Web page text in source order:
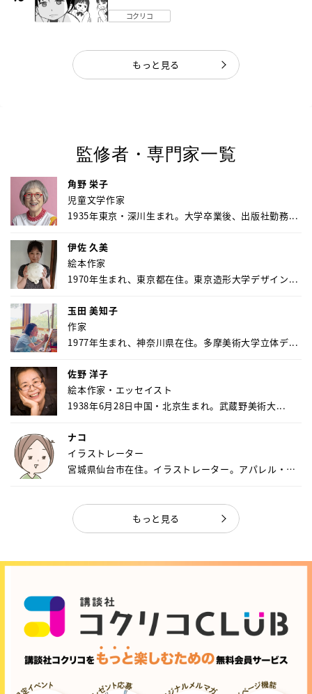
コクリコ
もっと見る
監修者・専門家一覧
角野 栄子
児童文学作家
1935年東京・深川生まれ。大学卒業後、出版社勤務...
伊佐 久美
絵本作家
1970年生まれ、東京都在住。東京造形大学デザイン...
玉田 美知子
作家
1977年生まれ、神奈川県在住。多摩美術大学立体デ...
佐野 洋子
絵本作家・エッセイスト
1938年6月28日中国・北京生まれ。武蔵野美術大...
ナコ
イラストレーター
宮城県仙台市在住。イラストレーター。アパレル・キ
もっと見る